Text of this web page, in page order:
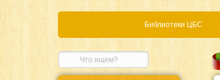
Библиотеки ЦБС